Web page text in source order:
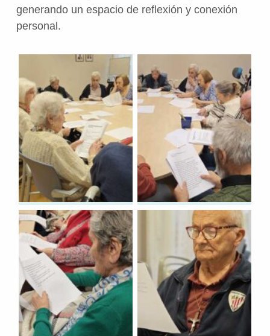
generando un espacio de reflexión y conexión
personal.